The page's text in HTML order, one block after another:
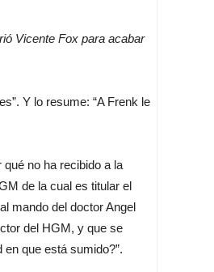
Vicente Fox para acabar
Y lo resume: “A Frenk le
qué no ha recibido a la
de la cual es titular el
mando del doctor Angel
del HGM, y que se
que está sumido?”.